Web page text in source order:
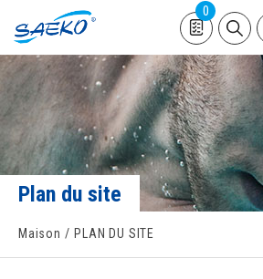
0
Plan du site
Maison PLAN DU SITE